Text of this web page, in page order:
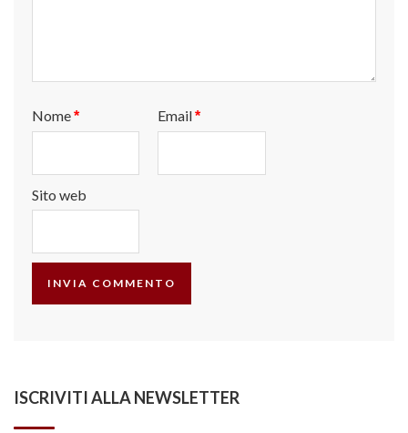
Nome* Email*
Sito web
ISCRIVITI ALLA NEWSLETTER